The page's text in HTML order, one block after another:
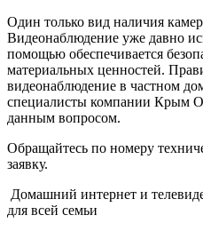
Один только вид наличия
Видеонаблюдение уже давно
помощью обеспечивается
материальных ценностей.
видеонаблюдение в частном
специалисты компании Крым
данным вопросом.
Обращайтесь по номеру
заявку.
Домашний интернет и
для всей семьи